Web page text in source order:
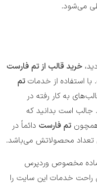
می‌شود.
خرید قالب از تم فارست
استفاده از خدمات تم
به کار رفته در
جالب است بدانید که
تم فارست دائماً در
تعداد محصولاتش می‌باشد.
مخصوص وردپرس
راحت خدمات این سایت را